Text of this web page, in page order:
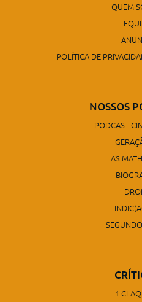
QUEM
POLÍTICA DE
NOSSOS
PODCAST
AS
1